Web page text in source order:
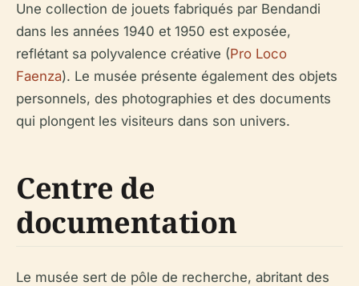
Une collection de jouets fabriqués par Bendandi
dans les années 1940 et 1950 est exposée,
reflétant sa polyvalence créative (Pro Loco
Faenza). Le musée présente également des objets
personnels, des photographies et des documents
qui plongent les visiteurs dans son univers.
Centre de
documentation
Le musée sert de pôle de recherche, abritant des